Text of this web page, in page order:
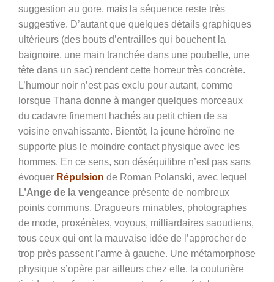
suggestion au gore, mais la séquence reste très
suggestive. D’autant que quelques détails graphiques
ultérieurs (des bouts d’entrailles qui bouchent la
baignoire, une main tranchée dans une poubelle, une
tête dans un sac) rendent cette horreur très concrète.
L’humour noir n’est pas exclu pour autant, comme
lorsque Thana donne à manger quelques morceaux
du cadavre finement hachés au petit chien de sa
voisine envahissante. Bientôt, la jeune héroïne ne
supporte plus le moindre contact physique avec les
hommes. En ce sens, son déséquilibre n’est pas sans
évoquer Répulsion de Roman Polanski, avec lequel
L’Ange de la vengeance présente de nombreux
points communs. Dragueurs minables, photographes
de mode, proxénètes, voyous, milliardaires saoudiens,
tous ceux qui ont la mauvaise idée de l’approcher de
trop près passent l’arme à gauche. Une métamorphose
physique s’opère par ailleurs chez elle, la couturière